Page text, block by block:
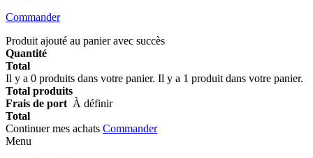
Commander
Produit ajouté au panier avec succès
Quantité
Total
Il y a 0 produits dans votre panier. Il y a 1 produit dans votre panier.
Total produits
Frais de port À définir
Total
Continuer mes achats Commander
Menu